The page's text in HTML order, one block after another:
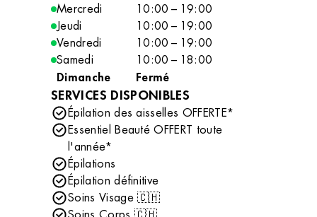
Mercredi
10:00 – 19:00
Jeudi
10:00 – 19:00
Vendredi
10:00 – 19:00
Samedi
10:00 – 18:00
Dimanche
Fermé
SERVICES DISPONIBLES
Épilation des aisselles OFFERTE*
Essentiel Beauté OFFERT toute
l'année*
Épilations
Épilation définitive
Soins Visage 🇨🇭